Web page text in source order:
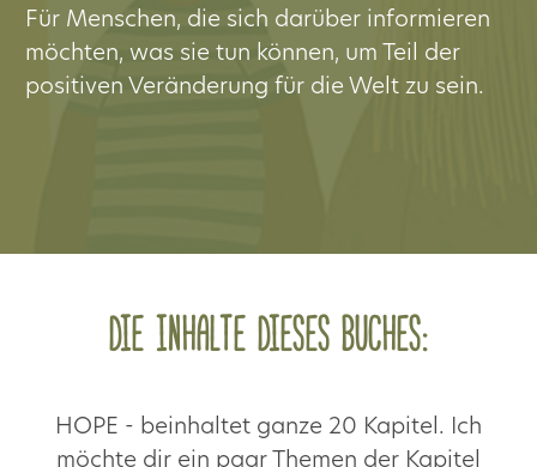
Für Menschen, die sich darüber informieren
möchten, was sie tun können, um Teil der
positiven Veränderung für die Welt zu sein.
Die Inhalte dieses Buches:
HOPE - beinhaltet ganze 20 Kapitel. Ich
möchte dir ein paar Themen der Kapitel